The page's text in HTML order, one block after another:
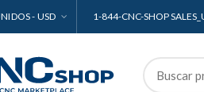
- USD 1-844-CNC-SHOP